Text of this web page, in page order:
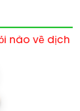
vui lòng